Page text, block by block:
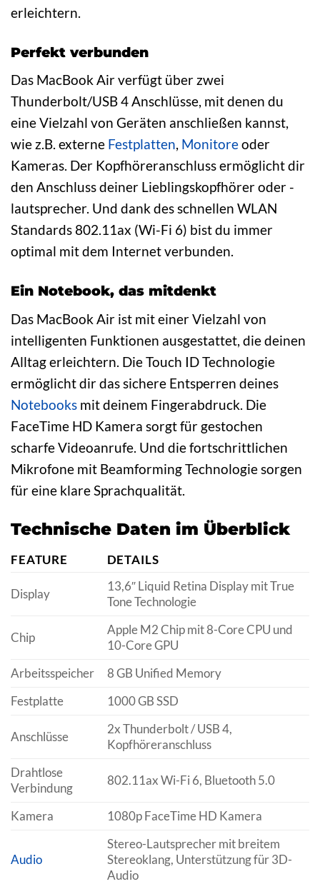
erleichtern.
Perfekt verbunden
Das MacBook Air verfügt über zwei
Thunderbolt/USB 4 Anschlüsse, mit denen du
eine Vielzahl von Geräten anschließen kannst,
wie z.B. externe Festplatten, Monitoreoder
Kameras. Der Kopfhöreranschluss ermöglicht dir
den Anschluss deiner Lieblingskopfhörer oder -
lautsprecher. Und dank des schnellen WLAN
Standards 802.11ax (Wi-Fi 6) bist du immer
optimal mit dem Internet verbunden.
Ein Notebook, das mitdenkt
Das MacBook Air ist mit einer Vielzahl von
intelligenten Funktionen ausgestattet, die deinen
Alltag erleichtern. Die Touch ID Technologie
ermöglicht dir das sichere Entsperren deines
Notebooks mit deinem Fingerabdruck. Die
FaceTime HD Kamera sorgt für gestochen
scharfe Videoanrufe. Und die fortschrittlichen
Mikrofone mit Beamforming Technologie sorgen
für eine klare Sprachqualität.
Technische Daten im Überblick
FEATURE DETAILS
Display
13,6″ Liquid Retina Display mit True
Tone Technologie
Chip
Apple M2 Chip mit 8-Core CPU und
10-Core GPU
Arbeitsspeicher
8 GB Unified Memory
Festplatte
1000 GB SSD
Anschlüsse
2x Thunderbolt / USB 4,
Kopfhöreranschluss
Drahtlose
Verbindung
802.11ax Wi-Fi 6, Bluetooth 5.0
Kamera 1080p FaceTime HD Kamera
Audio
Stereo-Lautsprecher mit breitem
Stereoklang, Unterstützung für 3D-
Audio